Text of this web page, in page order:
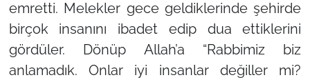
emretti. Melekler gece geldiklerinde şehirde
birçok insanını ibadet edip dua ettiklerini
gördüler. Dönüp Allah’a “Rabbimiz biz
anlamadık. Onlar iyi insanlar değiller mi?